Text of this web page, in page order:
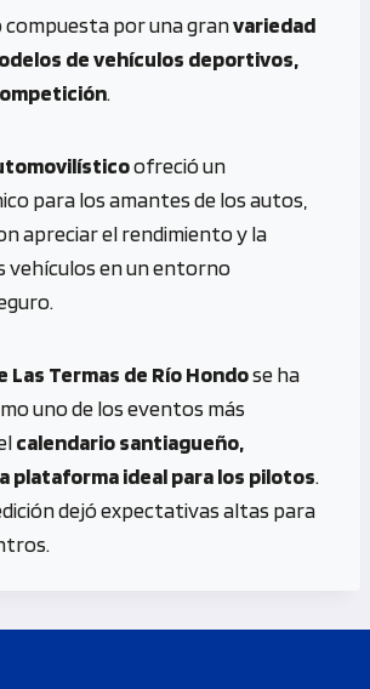
compuesta por una granvariedad
de vehículos deportivos,
.
ofreció un
para los amantes de los autos,
apreciar el rendimiento y la
vehículos en un entorno
Las Termas de Río Hondose ha
uno de los eventos más
calendario santiagueño,
plataforma ideal para los pilotos.
dejó expectativas altas para